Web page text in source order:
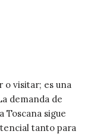
o visitar; es una
demanda de
Toscana sigue
tanto para